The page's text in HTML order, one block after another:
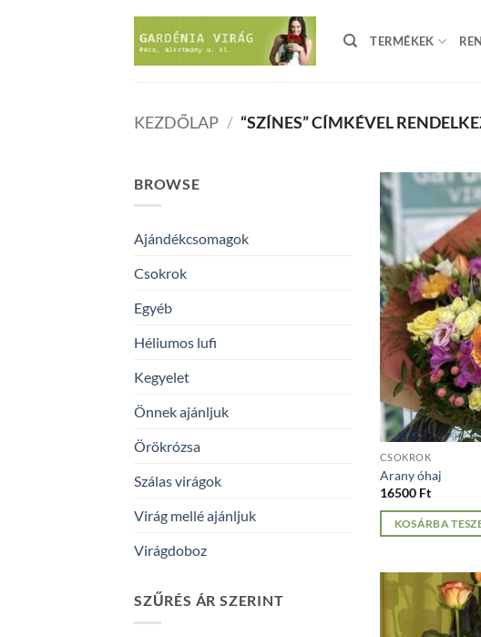
TERMÉKEK
KEZDŐLAP / “SZÍNES” CÍMKÉVEL
BROWSE
Ajándékcsomagok
Csokrok
Egyéb
Héliumos lufi
Kegyelet
Önnek ajánljuk
Örökrózsa
Szálas virágok
Virág mellé ajánljuk
Virágdoboz
SZŰRÉS ÁR SZERINT
CSOKROK
Arany óhaj
16500 Ft
KOSÁRBA